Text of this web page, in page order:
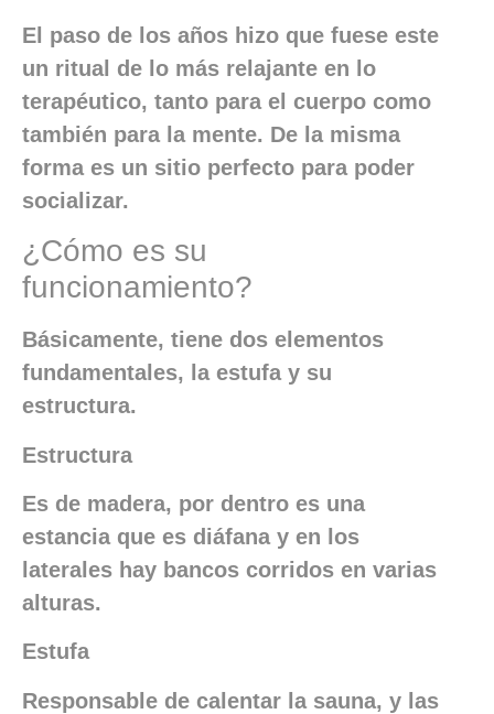
El paso de los años hizo que fuese este
un ritual de lo más relajante en lo
terapéutico, tanto para el cuerpo como
también para la mente. De la misma
forma es un sitio perfecto para poder
socializar.
¿Cómo es su
funcionamiento?
Básicamente, tiene dos elementos
fundamentales, la estufa y su
estructura.
Estructura
Es de madera, por dentro es una
estancia que es diáfana y en los
laterales hay bancos corridos en varias
alturas.
Estufa
Responsable de calentar la sauna, y las